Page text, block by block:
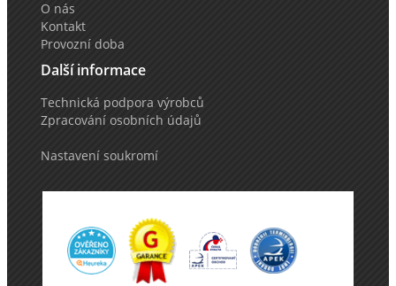
O nás
Kontakt
Provozní doba
Další informace
Technická podpora výrobců
Zpracování osobních údajů
Nastavení soukromí